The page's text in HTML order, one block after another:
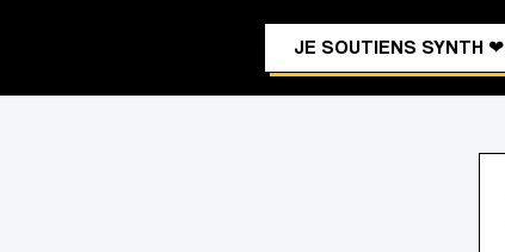
JE SOUTIENS SYNTH ❤︎